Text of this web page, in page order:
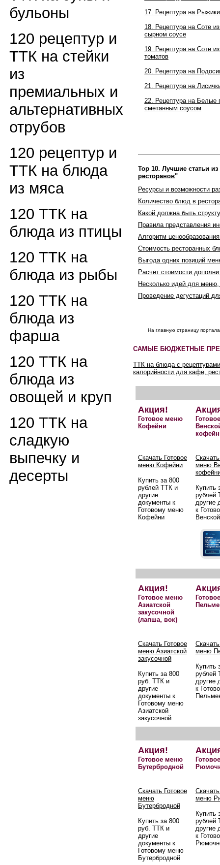
бульоны
120 рецептур и
ТТК на стейки
из
премиальных и
альтернативных
отрубов
120 рецептур и
ТТК на блюда
из мяса
120 ТТК на
блюда из птицы
120 ТТК на
блюда из рыбы
120 ТТК на
блюда из
фарша
120 ТТК на
блюда из
овощей и круп
120 ТТК на
сладкую
выпечку и
десерты
17. Рецептура на
18. Рецептура на Соте
сырном соусе
19. Рецептура на Соте
томатов
20. Рецептура на
21. Рецептура на
22. Рецептура на Белые
сметанным соусом
Top 10. Лучшие статьи из
ресторанов"
Ресурсы и возможности
Количество блюд в
Какой должна быть
Правила представления
Алгоритм
Стоимость ресторанных
Выгода одних позиций
Расчет стоимости
Несколько идей для меню,
Проведение дегустаций
На главную страницу
САМЫЕ БЮДЖЕТНЫЕ
ТТК на блюда с
калорийности для кафе,
Акция!
Готовое меню
Кофейни
Скачать Готовое
меню Кофейни
Купить за 800
рублей ТТК и
другие
документы к
Готовому меню
Кофейни
меню
Купить
рублей
другие
к
Акция!
Готовое меню
Азиатской
закусочной
(лапша, вок)
Скачать Готовое
меню Азиатской
закусочной
Купить за 800
руб. ТТК и
другие
документы к
Готовому меню
Азиатской
закусочной
меню
Купить
рублей
другие
к
Акция!
Готовое меню
Бутербродной
Скачать Готовое
меню
Бутербродной
Купить за 800
руб. ТТК и
другие
документы к
Готовому меню
Бутербродной
меню
Купить
рублей
другие
к